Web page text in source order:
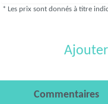
* Les prix sont donnés à titre
Commentaires